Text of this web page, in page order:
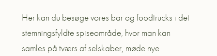
Her kan du besøge vores bar og foodtrucks i det
stemningsfyldte spiseområde, hvor man kan
samles på tværs af selskaber, møde nye